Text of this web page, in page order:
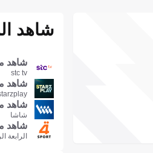
شاهد
شاهد
stc tv
شاهد
شاهد
شاشا
شاهد
الرابعة